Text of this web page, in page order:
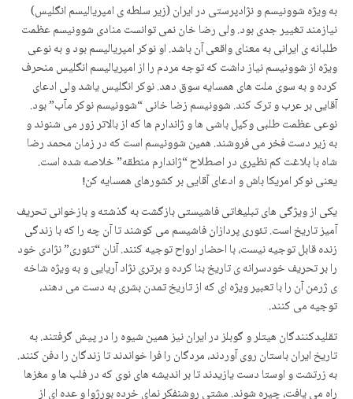
به ویژه شوونیسم و نژادپرستی در ایران (زیر سلطه ی امپریالیسم انگلیس)
نیازمند تغییر جدی بود. ولی رضا خان نمی توانست منادی شوونیسم عظمت
طلبانه ی ایرانی به معنای واقعی آن باشد. او نوکر امپریالیسم بود و به نوعی
ویژه از شوونیسم نیاز داشت که توجه مردم را از امپریالیسم انگلیس منحرف
کرده و به سوی ملت های همسایه سوق دهد. نوکر انگلیس یاشد ولی ادعای
آقایی بر عرب و ترک کند. شوونیسم زضا خانی “شوونیسم نوکر مآب” بود.
نوعی عظمت طلبی وکیل باشی ها و ژاندارم ها که از بالاتر زور می شنوند و
به زیر دست فخر می فروشند. همین شوونیسم است که در زمان محمد رضا
شاه با بلاغت کم نظیری در اصطلاح “ژاندارم منطقه” خلاصه شده است.
یعنی نوکر امریکا باش و ادعای آقایی بر کشورهای همسایه کن!
یکی از ویژگی های تبلیغاتی فاشیستی بازگشت به گذشته و بازخوانی تحریف
آمیز تاریخ است. تئوری پردازان فاشیسم می کوشند تا آن چه را که با زندگی
زنده قابل توجیه نیست، با احضار ارواح توجیه کنند. آنان “تئوری” نژادی خود
را بر تحریف خودسرانه ی تاریخ بنا کرده و برتری نژاد آریایی و به ویژه شاخه
ی ژرمن آن را با تعبیر ویژه ای که از تاریخ تمدن بشری به دست می دهند،
توجیه می کنند.
تقلیدکنندگان هیتلر و گوبلز در ایران نیز همین شیوه را در پیش گرفتند. به
تاریخ ایران باستان روی آوردند، مردگان را فرا خواندند تا زندگان را دفن کنند.
به زرتشت و اوستا دست یازیدند تا بر اندیشه های نوی که در فلب ها و مغزها
راه می یافت، چیره شوند. مشتی روشنفکر نمای خرده بورژوا و عده ای از